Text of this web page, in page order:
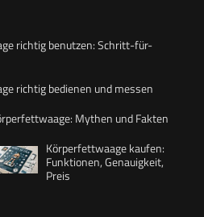
richtig benutzen: Schritt-für-
richtig bedienen und messen
Mythen und Fakten
Körperfettwaage kaufen:
Funktionen, Genauigkeit,
Preis